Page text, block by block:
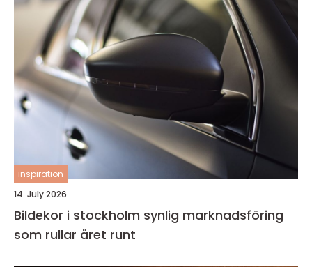
inspiration
14. July 2026
Bildekor i stockholm synlig marknadsföring
som rullar året runt